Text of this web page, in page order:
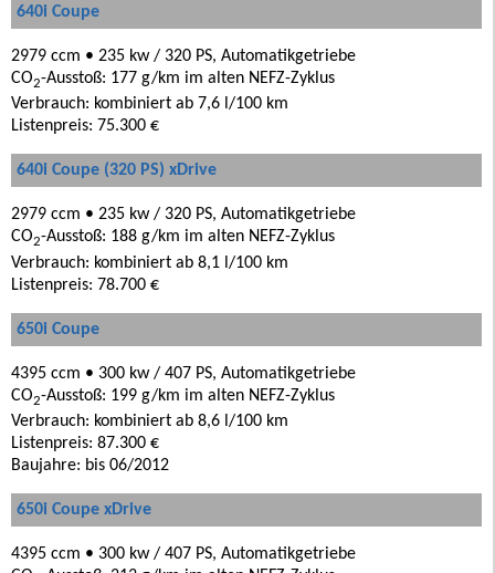
640i Coupe
2979 ccm • 235 kw / 320 PS, Automatikgetriebe
CO2-Ausstoß: 177 g/km im alten NEFZ-Zyklus
Verbrauch: kombiniert ab 7,6 l/100 km
Listenpreis: 75.300 €
640i Coupe (320 PS) xDrive
2979 ccm • 235 kw / 320 PS, Automatikgetriebe
CO2-Ausstoß: 188 g/km im alten NEFZ-Zyklus
Verbrauch: kombiniert ab 8,1 l/100 km
Listenpreis: 78.700 €
650i Coupe
4395 ccm • 300 kw / 407 PS, Automatikgetriebe
CO2-Ausstoß: 199 g/km im alten NEFZ-Zyklus
Verbrauch: kombiniert ab 8,6 l/100 km
Listenpreis: 87.300 €
Baujahre: bis 06/2012
650i Coupe xDrive
4395 ccm • 300 kw / 407 PS, Automatikgetriebe